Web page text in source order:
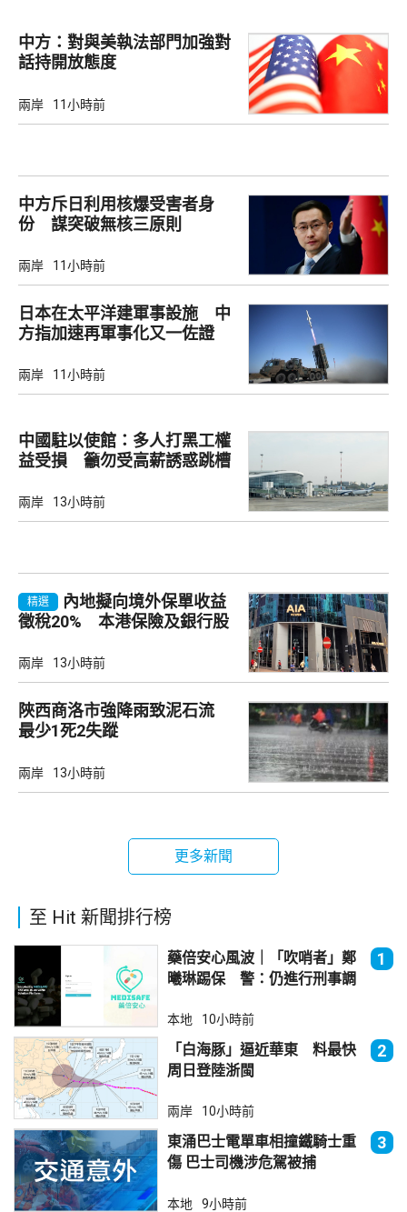
中方：對與美執法部門加強對
話持開放態度
兩岸 11小時前
中方斥日利用核爆受害者身
份 謀突破無核三原則
兩岸 11小時前
日本在太平洋建軍事設施 中
方指加速再軍事化又一佐證
兩岸 11小時前
中國駐以使館：多人打黑工權
益受損 籲勿受高薪誘惑跳槽
兩岸 13小時前
精選
內地擬向境外保單收益
徵稅20% 本港保險及銀行股
兩岸 13小時前
陜西商洛市強降雨致泥石流
最少1死2失蹤
兩岸 13小時前
更多新聞
至 Hit 新聞排行榜
藥倍安心風波｜「吹哨者」鄭
曦琳踢保 警：仍進行刑事調
1
本地 10小時前
「白海豚」逼近華東 料最快
周日登陸浙閩
2
兩岸 10小時前
東涌巴士電單車相撞鐵騎士重
傷 巴士司機涉危駕被捕
3
本地 9小時前